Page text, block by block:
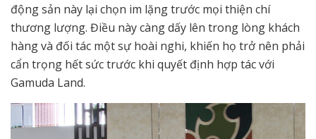
động sản này lại chọn im lặng trước mọi thiện chí
thương lượng. Điều này càng dấy lên trong lòng khách
hàng và đối tác một sự hoài nghi, khiến họ trở nên phải
cẩn trọng hết sức trước khi quyết định hợp tác với
Gamuda Land.